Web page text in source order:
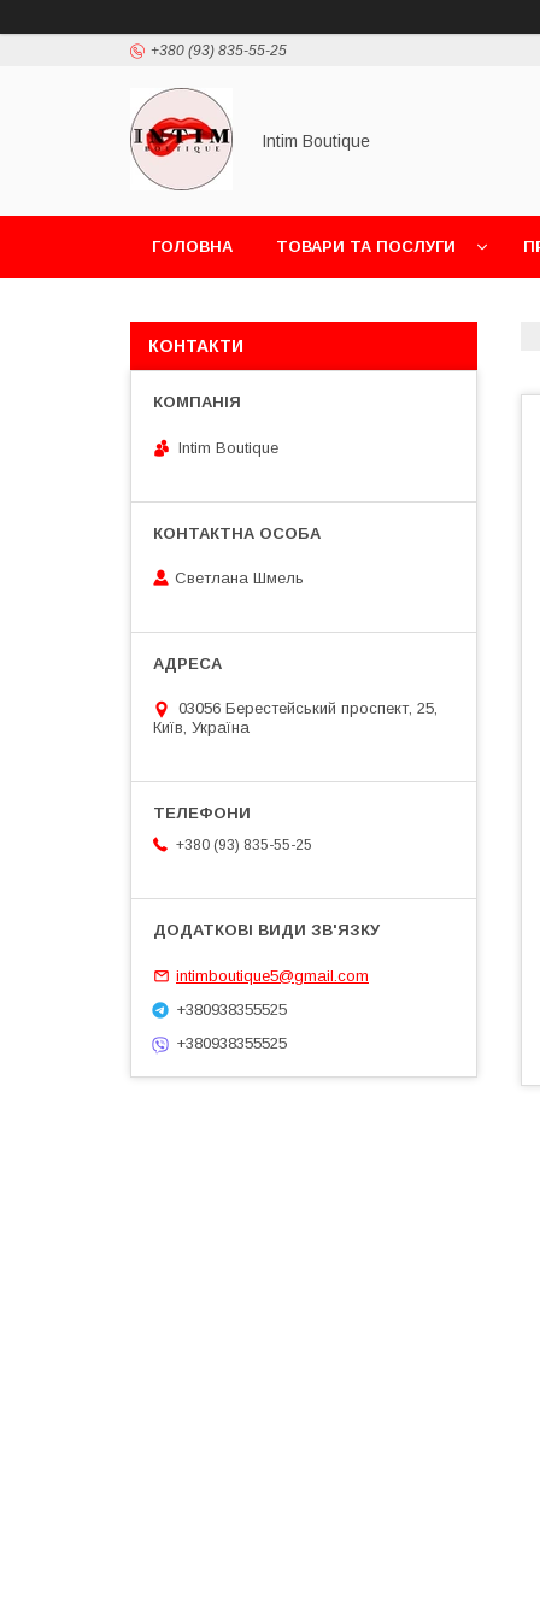
+380 (93) 835-55-25
Intim Boutique
ГОЛОВНА ТОВАРИ ТА ПОСЛУГИ
КОНТАКТИ
Intim Boutique
Светлана Шмель
03056 Берестейський проспект, 25,
Київ, Україна
+380 (93) 835-55-25
intimboutique5@gmail.com
+380938355525
+380938355525